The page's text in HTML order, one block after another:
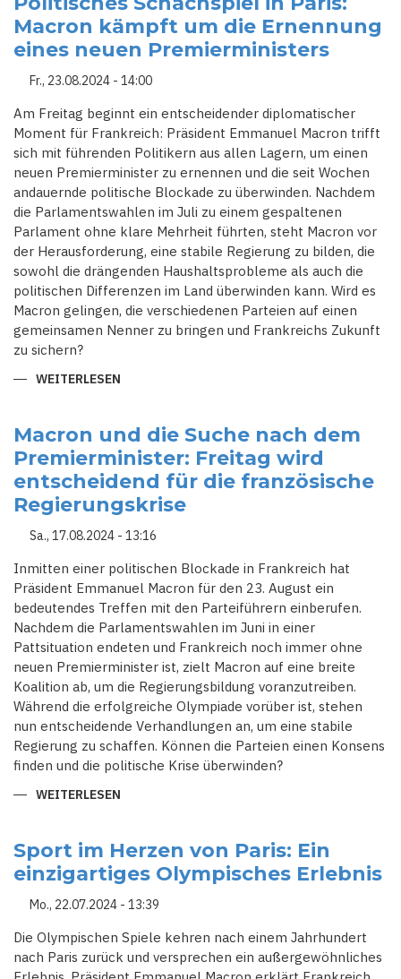
WER
KANN
MACRONS
KOALITIONSKRISE
LÖSEN?
Macron kämpft um die Ernennung
eines neuen Premierministers
Fr., 23.08.2024 - 14:00
Am Freitag beginnt ein entscheidender diplomatischer
Moment für Frankreich: Präsident Emmanuel Macron trifft
sich mit führenden Politikern aus allen Lagern, um einen
neuen Premierminister zu ernennen und die seit Wochen
andauernde politische Blockade zu überwinden. Nachdem
die Parlamentswahlen im Juli zu einem gespaltenen
Parlament ohne klare Mehrheit führten, steht Macron vor
der Herausforderung, eine stabile Regierung zu bilden, die
sowohl die drängenden Haushaltsprobleme als auch die
politischen Differenzen im Land überwinden kann. Wird es
Macron gelingen, die verschiedenen Parteien auf einen
gemeinsamen Nenner zu bringen und Frankreichs Zukunft
zu sichern?
WEITERLESEN
PARIS:
MACRON
KÄMPFT
UM
DIE
ERNENNUNG
EINES
NEUEN
PREMIERMINISTERS
Macron und die Suche nach dem
Premierminister: Freitag wird
entscheidend für die französische
Regierungskrise
Sa., 17.08.2024 - 13:16
Inmitten einer politischen Blockade in Frankreich hat
Präsident Emmanuel Macron für den 23. August ein
bedeutendes Treffen mit den Parteiführern einberufen.
Nachdem die Parlamentswahlen im Juni in einer
Pattsituation endeten und Frankreich noch immer ohne
neuen Premierminister ist, zielt Macron auf eine breite
Koalition ab, um die Regierungsbildung voranzutreiben.
Während die erfolgreiche Olympiade vorüber ist, stehen
nun entscheidende Verhandlungen an, um eine stabile
Regierung zu schaffen. Können die Parteien einen Konsens
finden und die politische Krise überwinden?
WEITERLESEN
SUCHE
NACH
DEM
PREMIERMINISTER:
WIRD
FÜR
DIE
FRANZÖSISCHE
REGIERUNGSKRISE
Sport im Herzen von Paris: Ein
einzigartiges Olympisches Erlebnis
Mo., 22.07.2024 - 13:39
Die Olympischen Spiele kehren nach einem Jahrhundert
nach Paris zurück und versprechen ein außergewöhnliches